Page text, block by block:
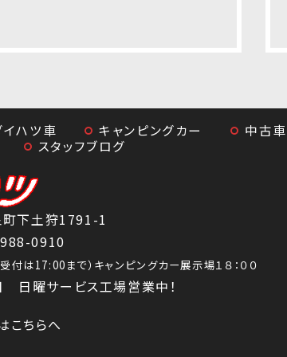
イハツ車 キャンピングカー 中古
スタッフブログ
下土狩1791-1
988-0910
受付は17:00まで）キャンピングカー展示場１８：００
日曜サービス工場営業中！
こちらへ